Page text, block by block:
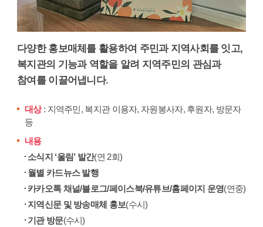
다양한 홍보매체를 활용하여 주민과 지역사회를 잇고,
복지관의 기능과 역할을 알려 지역주민의 관심과
참여를 이끌어냅니다.
대상: 지역주민, 복지관 이용자, 자원봉사자, 후원자, 방문자
등
내용
소식지 ‘울림’ 발간(연 2회)
월별 카드뉴스 발행
카카오톡 채널/블로그/페이스북/유튜브/홈페이지 운영(연중)
지역신문 및 방송매체 홍보(수시)
기관 방문(수시)